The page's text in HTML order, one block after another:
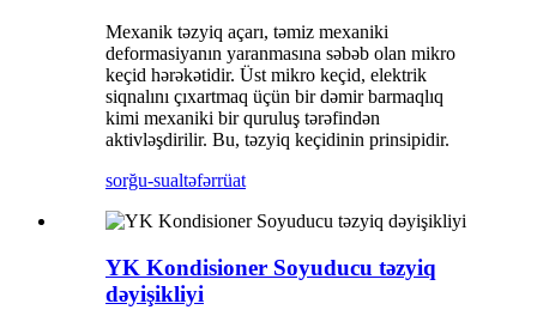
Mexanik təzyiq açarı, təmiz mexaniki
deformasiyanın yaranmasına səbəb olan mikro
keçid hərəkətidir. Üst mikro keçid, elektrik
siqnalını çıxartmaq üçün bir dəmir barmaqlıq
kimi mexaniki bir quruluş tərəfindən
aktivləşdirilir. Bu, təzyiq keçidinin prinsipidir.
sorğu-sualtəfərrüat
YK Kondisioner Soyuducu təzyiq
dəyişikliyi